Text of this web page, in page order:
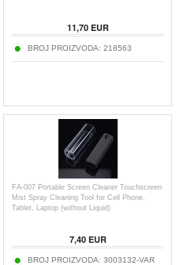
11,70EUR
BROJ PROIZVODA: 218563
FA-007 Portable Screen Cleaner Touchscreen
Mist Spray Cleaning Tool for Cell Phone,
Tablet, Laptop (without Liquid)
7,40EUR
BROJ PROIZVODA: 3003132-VAR